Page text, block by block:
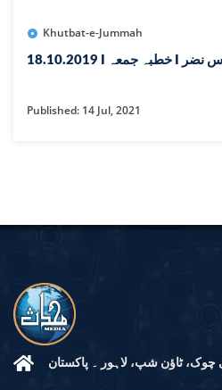
Khutbat-e-Jummah
Published: 14 Jul, 2021
چوک، ٹاؤن شپ، لاہور ۔ پاکستان